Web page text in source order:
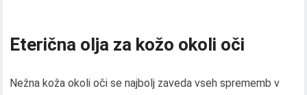
Eterična olja za kožo okoli oči
Nežna koža okoli oči se najbolj zaveda vseh sprememb v